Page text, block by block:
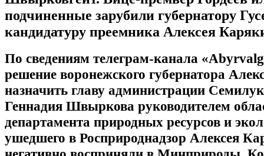
подчиненные зарубили губернатору
кандидатуру преемника Алексея
По сведениям телеграм-канала
решение воронежского губернатора
назначить главу администрации
Геннадия Швыркова руководителем
департамента природных ресурсов и
ушедшего в Росприроднадзор Алексея